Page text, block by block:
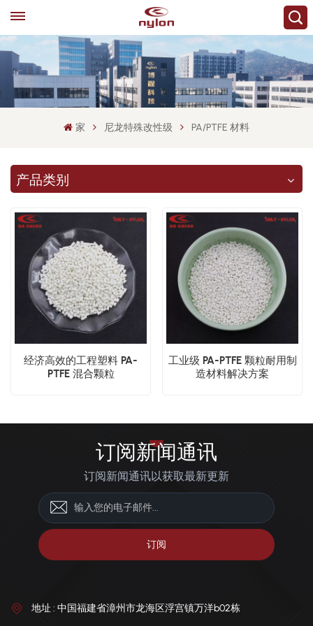
家 尼龙特殊改性级 PA/PTFE 材料
产品类别
经济高效的工程塑料 PA-
PTFE 混合颗粒
工业级 PA-PTFE 颗粒耐用制
造材料解决方案
订阅新闻通讯
订阅新闻通讯以获取最新更新
地址 : 中国福建省漳州市龙海区浮宫镇万洋b02栋